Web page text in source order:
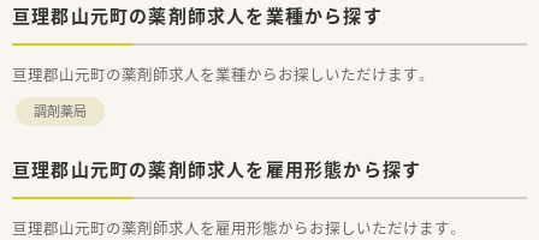
亘理郡山元町の薬剤師求人を業種から探す
亘理郡山元町の薬剤師求人を業種からお探しいただけます。
調剤薬局
亘理郡山元町の薬剤師求人を雇用形態から探す
亘理郡山元町の薬剤師求人を雇用形態からお探しいただけます。